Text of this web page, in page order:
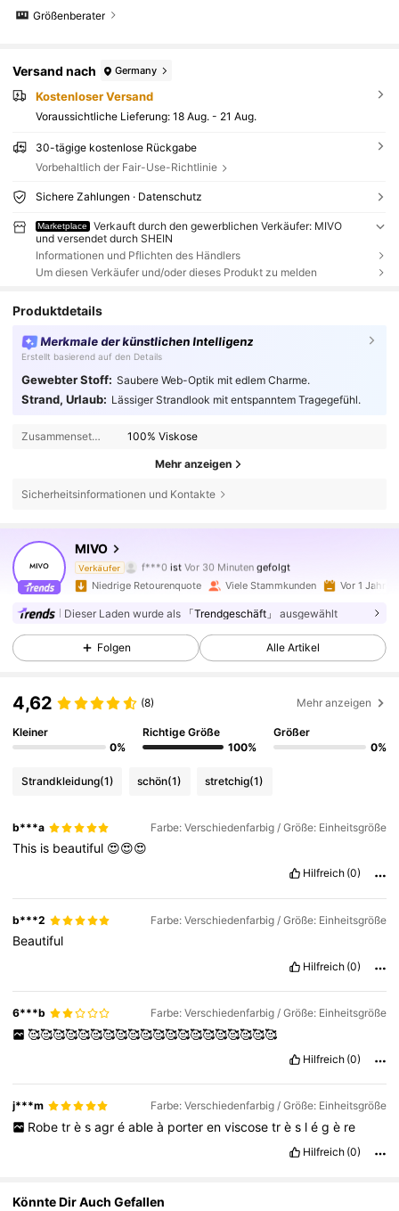
Größenberater
Versand nach Germany
Kostenloser Versand
Voraussichtliche Lieferung: 18 Aug. - 21 Aug.
30-tägige kostenlose Rückgabe
Vorbehaltlich der Fair-Use-Richtlinie
Sichere Zahlungen · Datenschutz
Marketplace
Verkauft durch den gewerblichen Verkäufer: MIVO
und versendet durch SHEIN
Informationen und Pflichten des Händlers
Um diesen Verkäufer und/oder dieses Produkt zu melden
Produktdetails
Merkmale der künstlichen Intelligenz
Erstellt basierend auf den Details
Gewebter Stoff: Saubere Web-Optik mit edlem Charme.
Strand, Urlaub: Lässiger Strandlook mit entspanntem Tragegefühl.
Zusammensetzung: 100% Viskose
Mehr anzeigen
Sicherheitsinformationen und Kontakte
MIVO
Verkäufer
a***4 ist am Durchsuchen
4,86
6.6K Follower
6.6K Follower
4,86
4,86
Niedrige Retourenquote Viele Stammkunden Vor 1 Jahr
Dieser Laden wurde als 「Trendgeschäft」 ausgewählt
Folgen Alle Artikel
4,62 (8) Mehr anzeigen
Kleiner
0%
Richtige Größe
100%
Größer
0%
Strandkleidung(1) schön(1) stretchig(1)
b***a Farbe: Verschiedenfarbig / Größe: Einheitsgröße
This is beautiful 😍😍😍
Hilfreich (0)
b***2 Farbe: Verschiedenfarbig / Größe: Einheitsgröße
Beautiful
Hilfreich (0)
6***b Farbe: Verschiedenfarbig / Größe: Einheitsgröße
‏🥰🥰🥰🥰🥰🥰🥰🥰🥰🥰🥰🥰🥰🥰🥰🥰🥰🥰🥰🥰
Hilfreich (0)
j***m Farbe: Verschiedenfarbig / Größe: Einheitsgröße
Robe tr è s agr é able à porter en viscose tr è s l é g è re
Hilfreich (0)
Könnte Dir Auch Gefallen